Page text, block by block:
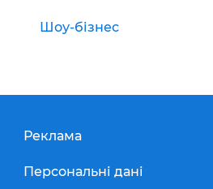
Шоу-бізнес
Реклама
Персональні дані